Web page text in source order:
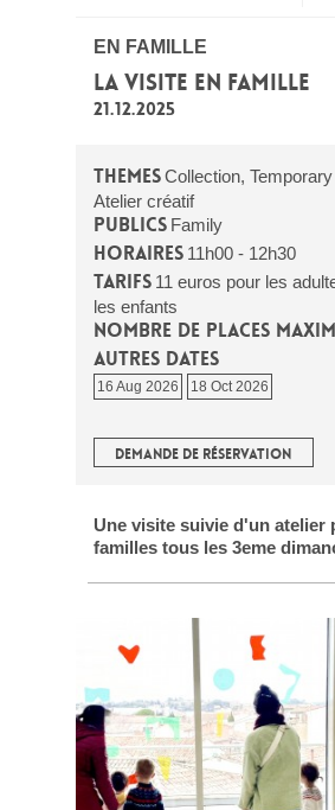
EN FAMILLE
LA VISITE EN FAMILLE
21.12.2025
ThemesCollection,
Atelier créatif
Publics Family
Horaires 11h00 - 12h30
Tarifs 11 euros pour les
les enfants
Nombre de places
Autres dates
16 Aug 2026 18 Oct 2026
DEMANDE DE RÉSERVATION
Une visite suivie d'un atelier
familles tous les 3eme